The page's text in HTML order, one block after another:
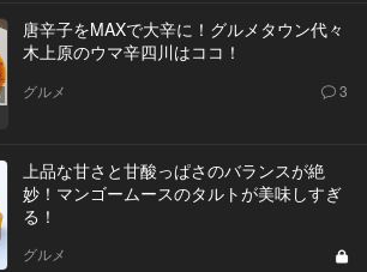
唐辛子をMAXで大辛に！グルメタウン代々
木上原のウマ辛四川はココ！
グルメ 3
上品な甘さと甘酸っぱさのバランスが絶
妙！マンゴームースのタルトが美味しすぎ
る！
グルメ